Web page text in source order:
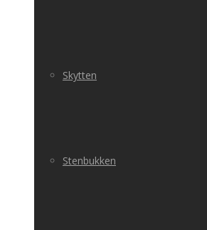
Skytten
Stenbukken